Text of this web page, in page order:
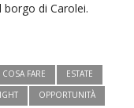
borgo di Carolei.
COSA FARE
ESTATE
OPPORTUNITÀ